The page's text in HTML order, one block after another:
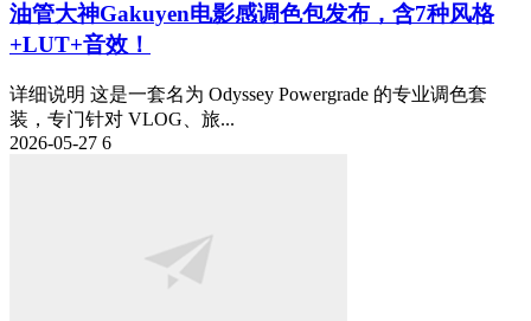
油管大神Gakuyen电影感调色包发布，含7种风格
+LUT+音效！
详细说明 这是一套名为 Odyssey Powergrade 的专业调色套
装，专门针对 VLOG、旅...
2026-05-27 6